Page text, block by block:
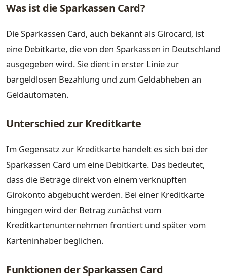
Was ist die Sparkassen Card?
Die Sparkassen Card, auch bekannt als Girocard, ist
eine Debitkarte, die von den Sparkassen in Deutschland
ausgegeben wird. Sie dient in erster Linie zur
bargeldlosen Bezahlung und zum Geldabheben an
Geldautomaten.
Unterschied zur Kreditkarte
Im Gegensatz zur Kreditkarte handelt es sich bei der
Sparkassen Card um eine Debitkarte. Das bedeutet,
dass die Beträge direkt von einem verknüpften
Girokonto abgebucht werden. Bei einer Kreditkarte
hingegen wird der Betrag zunächst vom
Kreditkartenunternehmen frontiert und später vom
Karteninhaber beglichen.
Funktionen der Sparkassen Card